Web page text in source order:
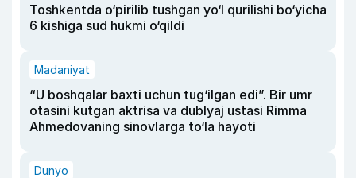
Toshkentda o‘pirilib tushgan yo‘l qurilishi bo‘yicha
6 kishiga sud hukmi o‘qildi
Madaniyat
“U boshqalar baxti uchun tug‘ilgan edi”. Bir umr
otasini kutgan aktrisa va dublyaj ustasi Rimma
Ahmedovaning sinovlarga to‘la hayoti
Dunyo